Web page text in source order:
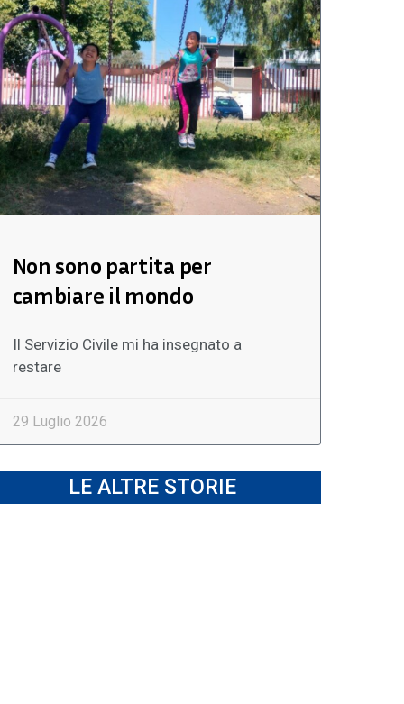
Non sono partita per
cambiare il mondo
Il Servizio Civile mi ha insegnato a
restare
29 Luglio 2026
LE ALTRE STORIE